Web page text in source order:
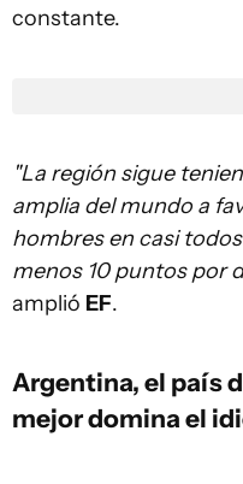
constante.
"La región sigue
amplia del mundo a
hombres en casi
menos 10 puntos por
amplió EF.
Argentina, el país
mejor domina el